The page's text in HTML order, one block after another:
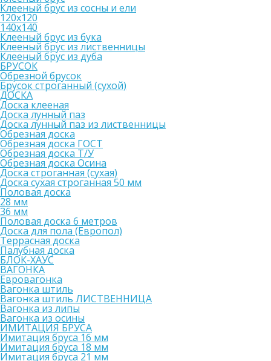
Клееный брус из сосны и ели
120х120
140х140
Клееный брус из бука
Клееный брус из лиственницы
Клееный брус из дуба
БРУСОК
Обрезной брусок
Брусок строганный (сухой)
ДОСКА
Доска клееная
Доска лунный паз
Доска лунный паз из лиственницы
Обрезная доска
Обрезная доска ГОСТ
Обрезная доска Т/У
Обрезная доска Осина
Доска строганная (сухая)
Доска сухая строганная 50 мм
Половая доска
28 мм
36 мм
Половая доска 6 метров
Доска для пола (Европол)
Террасная доска
Палубная доска
БЛОК-ХАУС
ВАГОНКА
Евровагонка
Вагонка штиль
Вагонка штиль ЛИСТВЕННИЦА
Вагонка из липы
Вагонка из осины
ИМИТАЦИЯ БРУСА
Имитация бруса 16 мм
Имитация бруса 18 мм
Имитация бруса 21 мм